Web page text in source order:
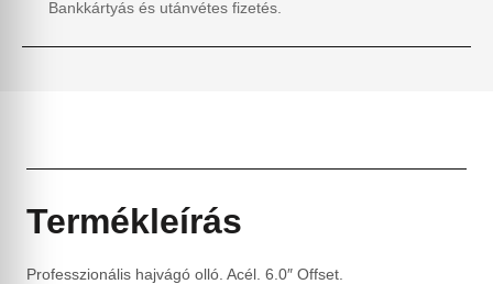
Bankkártyás és utánvétes fizetés.
Termékleírás
Professzionális hajvágó olló. Acél. 6.0″ Offset.